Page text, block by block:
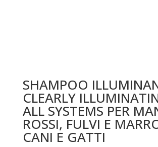
SHAMPOO
CLEARLY
ALL SYSTEMS PER
ROSSI, FULVI E
CANI E GATTI